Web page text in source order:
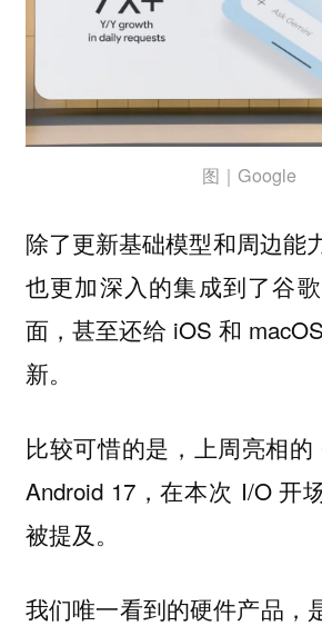
图｜Google
除了更新基础模型和周边能
也更加深入的集成到了谷
面，甚至还给 iOS 和
新。
比较可惜的是，上周亮相的
Android 17，在本次 I/O 开
被提及。
我们唯一看到的硬件产品，